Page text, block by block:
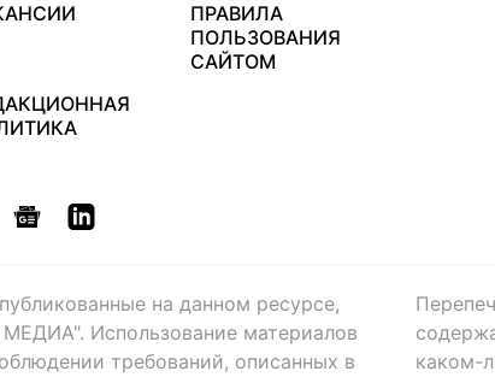
ПРАВИЛА
ПОЛЬЗОВАНИЯ
САЙТОМ
на данном ресурсе,
Использование материалов
требований, описанных в
каком-